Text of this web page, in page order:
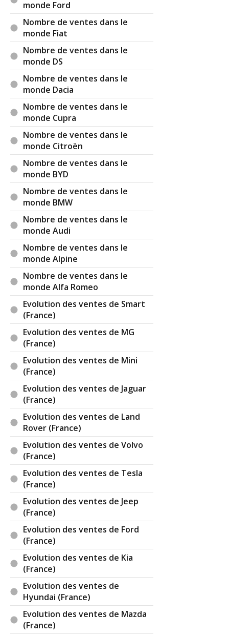
monde Ford
Nombre de ventes dans le
monde Fiat
Nombre de ventes dans le
monde DS
Nombre de ventes dans le
monde Dacia
Nombre de ventes dans le
monde Cupra
Nombre de ventes dans le
monde Citroën
Nombre de ventes dans le
monde BYD
Nombre de ventes dans le
monde BMW
Nombre de ventes dans le
monde Audi
Nombre de ventes dans le
monde Alpine
Nombre de ventes dans le
monde Alfa Romeo
Evolution des ventes de Smart
(France)
Evolution des ventes de MG
(France)
Evolution des ventes de Mini
(France)
Evolution des ventes de Jaguar
(France)
Evolution des ventes de Land
Rover (France)
Evolution des ventes de Volvo
(France)
Evolution des ventes de Tesla
(France)
Evolution des ventes de Jeep
(France)
Evolution des ventes de Ford
(France)
Evolution des ventes de Kia
(France)
Evolution des ventes de
Hyundai (France)
Evolution des ventes de Mazda
(France)